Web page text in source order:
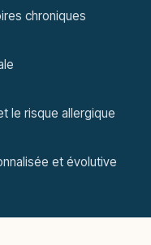
chroniques
le risque allergique
et évolutive